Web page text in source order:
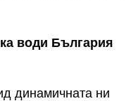
води България
динамичната ни